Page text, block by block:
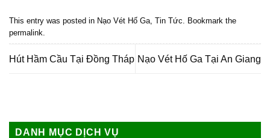
This entry was posted in Nạo Vét Hố Ga Tin Tức . Bookmark the
permalink
Hút Hầm Cầu Tại Đồng Tháp Nạo Vét Hố Ga Tại An Giang
DANH MỤC DỊCH VỤ